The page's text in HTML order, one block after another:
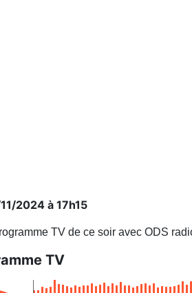
2024 à 17h15
TV de ce soir avec ODS
TV